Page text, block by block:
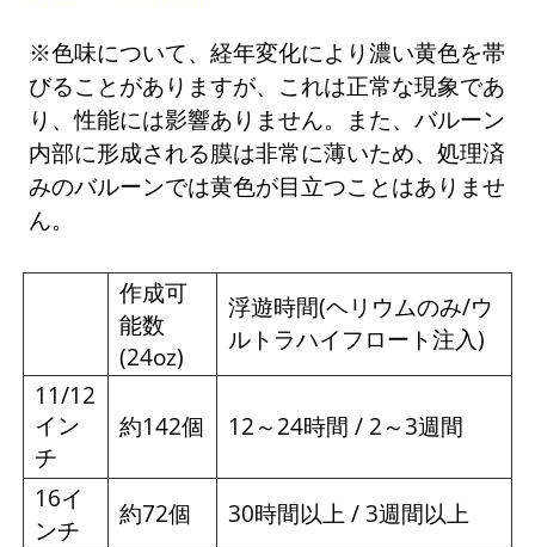
※色味について、経年変化により濃い黄色を帯
びることがありますが、これは正常な現象であ
り、性能には影響ありません。また、バルーン
内部に形成される膜は非常に薄いため、処理済
みのバルーンでは黄色が目立つことはありませ
ん。
作成可
能数
(24oz)
浮遊時間(ヘリウムのみ/ウ
ルトラハイフロート注入)
11/12
イン
チ
約142個 12～24時間 / 2～3週間
16イ
ンチ
約72個 30時間以上 / 3週間以上